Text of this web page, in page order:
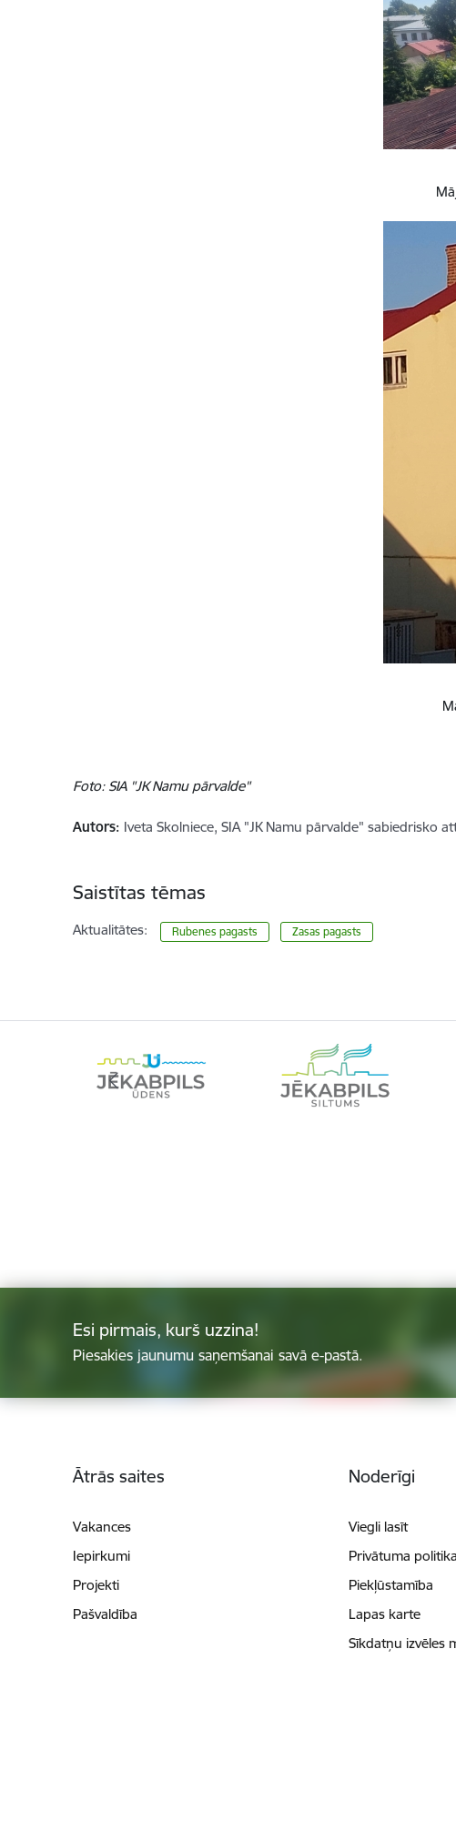
Foto: SIA "JK Namu pārvalde"
Autors: Iveta Skolniece, SIA "JK Namu pārvalde" sabiedrisko
Saistītas tēmas
Aktualitātes: Rubenes pagasts Zasas pagasts
Esi pirmais, kurš uzzina!
Piesakies jaunumu saņemšanai savā e-pastā.
Ātrās saites
Vakances
Iepirkumi
Projekti
Pašvaldība
Noderīgi
Viegli lasīt
Privātuma politika
Piekļūstamība
Lapas karte
Sīkdatņu izvēles